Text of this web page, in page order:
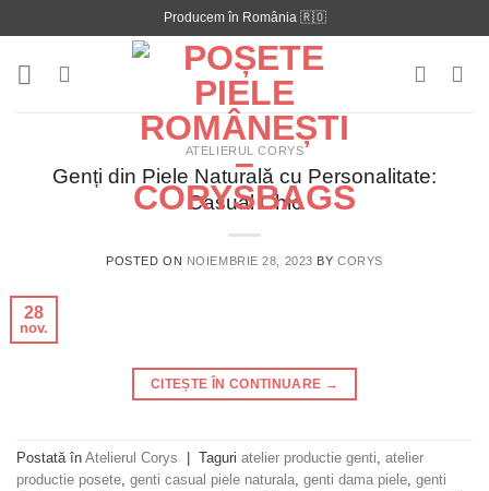
to
content
Producem în România 🇷🇴
ATELIERUL CORYS
Genți din Piele Naturală cu Personalitate:
Casual Chic
POSTED ON NOIEMBRIE 28, 2023 BYCORYS
28
nov.
CITEȘTE ÎN CONTINUARE →
Postată în Atelierul Corys Taguri atelier productie genti atelier
productie posete genti casual piele naturala genti dama piele genti